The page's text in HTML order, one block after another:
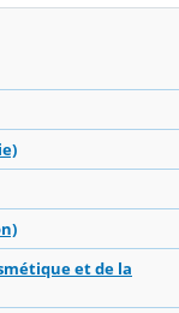
et de la